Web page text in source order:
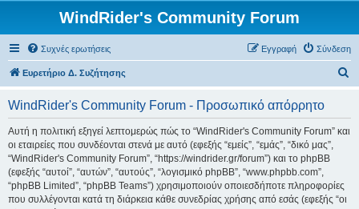
WindRider's Community Forum
Συχνές ερωτήσεις Σύνδεση
Εγγραφή
Ευρετήριο Δ. Συζήτησης
WindRider's Community Forum - Προσωπικό απόρρητο
Αυτή η πολιτική εξηγεί λεπτομερώς πώς το “WindRider's Community Forum” και
οι εταιρείες που συνδέονται στενά με αυτό (εφεξής “εμείς”, “εμάς”, “δικό μας”,
“WindRider's Community Forum”, “https://windrider.gr/forum”) και το phpBB
(εφεξής “αυτοί”, “αυτών”, “αυτούς”, “λογισμικό phpBB”, “www.phpbb.com”,
“phpBB Limited”, “phpBB Teams”) χρησιμοποιούν οποιεσδήποτε πληροφορίες
που συλλέγονται κατά τη διάρκεια κάθε συνεδρίας χρήσης από εσάς (εφεξής “οι